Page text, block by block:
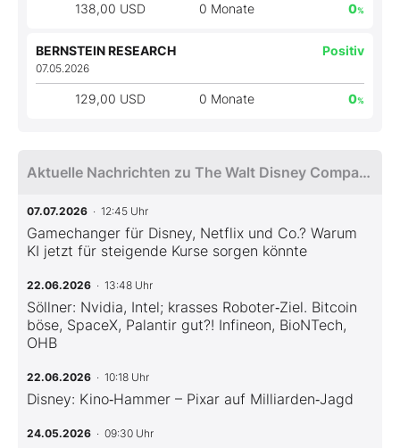
138,00 USD 0 Monate 0%
BERNSTEIN RESEARCH
07.05.2026
Positiv
129,00 USD 0 Monate 0%
Aktuelle Nachrichten zu The Walt Disney Company
07.07.2026 · 12:45 Uhr
Gamechanger für Disney, Netflix und Co.? Warum
KI jetzt für steigende Kurse sorgen könnte
22.06.2026 · 13:48 Uhr
Söllner: Nvidia, Intel; krasses Roboter‑Ziel. Bitcoin
böse, SpaceX, Palantir gut?! Infineon, BioNTech,
OHB
22.06.2026 · 10:18 Uhr
Disney: Kino‑Hammer – Pixar auf Milliarden‑Jagd
24.05.2026 · 09:30 Uhr